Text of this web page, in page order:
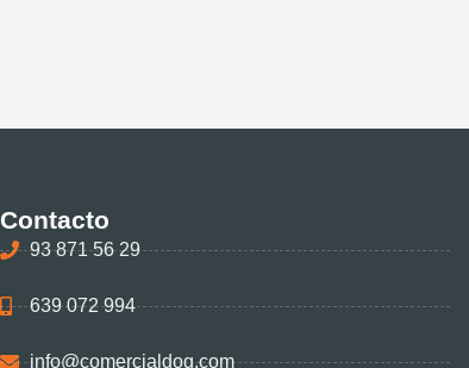
Contacto
93 871 56 29
639 072 994
info@comercialdog.com